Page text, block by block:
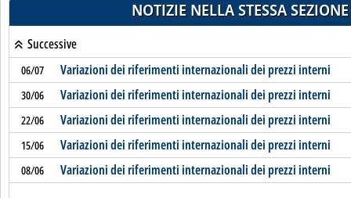
NOTIZIE NELLA STESSA SEZIONE
Successive
06/07 Variazioni dei riferimenti internazionali dei prezzi interni
30/06 Variazioni dei riferimenti internazionali dei prezzi interni
22/06 Variazioni dei riferimenti internazionali dei prezzi interni
15/06 Variazioni dei riferimenti internazionali dei prezzi interni
08/06 Variazioni dei riferimenti internazionali dei prezzi interni